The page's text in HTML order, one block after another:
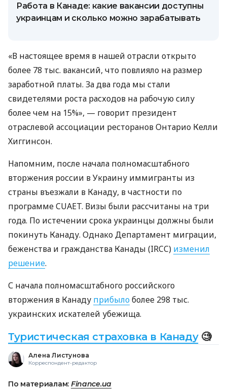
Работа в Канаде: какие вакансии доступны
украинцам и сколько можно зарабатывать
«В настоящее время в нашей отрасли открыто
более 78 тыс. вакансий, что повлияло на размер
заработной платы. За два года мы стали
свидетелями роста расходов на рабочую силу
более чем на 15%», — говорит президент
отраслевой ассоциации ресторанов Онтарио Келли
Хиггинсон.
Напомним, после начала полномасштабного
вторжения россии в Украину иммигранты из
страны въезжали в Канаду, в частности по
программе CUAET. Визы были рассчитаны на три
года. По истечении срока украинцы должны были
покинуть Канаду. Однако Департамент миграции,
беженства и гражданства Канады (IRCC) изменил
решение.
С начала полномасштабного российского
вторжения в Канаду прибылоболее 298 тыс.
украинских искателей убежища.
Туристическая страховка в Канаду🧐
Алена Листунова
Корреспондент-редактор
По материалам: Finance.ua